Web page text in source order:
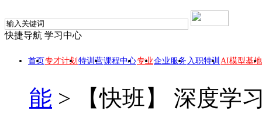
快捷导航 学习中心
首页专才计划 特训营课程中心专业企业服务 入职特训 AI模型基地
能 > 【快班】 深度学